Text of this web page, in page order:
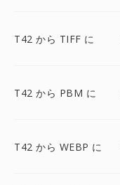
T42 から TIFF に
T42 から PBM に
T42 から WEBP に